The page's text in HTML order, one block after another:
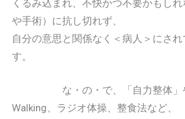
くるみ込まれ、不快かつ不要かもし
や手術）に抗し切れず、
自分の意思と関係なく＜病人＞にさ
す。
な・の・で、「自力整体」
Walking、ラジオ体操、整食法など、